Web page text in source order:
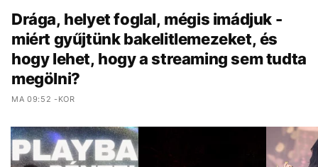
Drága, helyet foglal, mégis imádjuk -
miért gyűjtünk bakelitlemezeket, és
hogy lehet, hogy a streaming sem tudta
megölni?
MA 09:52 -KOR